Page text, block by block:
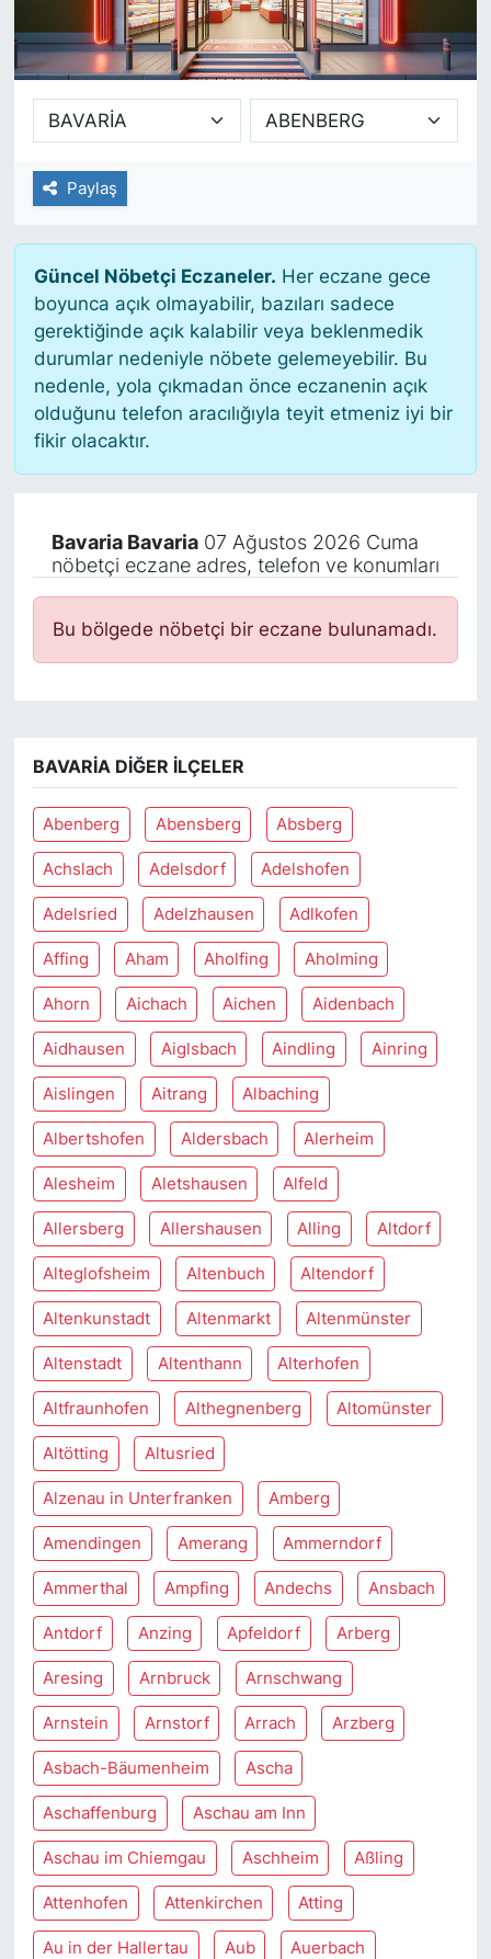
Paylaş
Güncel Nöbetçi Eczaneler. Her eczane gece
boyunca açık olmayabilir, bazıları sadece
gerektiğinde açık kalabilir veya beklenmedik
durumlar nedeniyle nöbete gelemeyebilir. Bu
nedenle, yola çıkmadan önce eczanenin açık
olduğunu telefon aracılığıyla teyit etmeniz iyi bir
fikir olacaktır.
Bavaria Bavaria07 Ağustos 2026 Cuma
nöbetçi eczane adres, telefon ve konumları
Bu bölgede nöbetçi bir eczane bulunamadı.
BAVARIA DIĞER İLÇELER
Abenberg Abensberg Absberg
Achslach Adelsdorf Adelshofen
Adelsried Adelzhausen Adlkofen
Affing Aham Aholfing Aholming
Ahorn Aichach Aichen Aidenbach
Aidhausen Aiglsbach Aindling Ainring
Aislingen Aitrang Albaching
Albertshofen Aldersbach Alerheim
Alesheim Aletshausen Alfeld
Allersberg Allershausen Alling Altdorf
Alteglofsheim Altenbuch Altendorf
Altenkunstadt Altenmarkt Altenmünster
Altenstadt Altenthann Alterhofen
Altfraunhofen Althegnenberg Altomünster
Altötting Altusried
Alzenau in Unterfranken Amberg
Amendingen Amerang Ammerndorf
Ammerthal Ampfing Andechs Ansbach
Antdorf Anzing Apfeldorf Arberg
Aresing Arnbruck Arnschwang
Arnstein Arnstorf Arrach Arzberg
Asbach-Bäumenheim Ascha
Aschaffenburg Aschau am Inn
Aschau im Chiemgau Aschheim Aßling
Attenhofen Attenkirchen Atting
Au in der Hallertau Aub Auerbach
SİYASET
SAĞLIK